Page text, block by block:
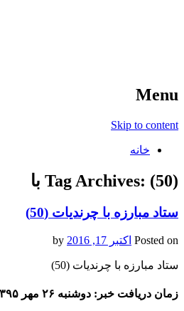
Menu
Skip to content
خانه
Tag Archives: (50) با
ستاد مبارزه با چرندیات (50)
Posted on اکتبر 17, 2016
ستاد مبارزه با چرندیات (50)
زمان دریافت خبر: دوشنبه ۲۶ مهر ۱۳۹۵ ساعت ۲۰:۴۸